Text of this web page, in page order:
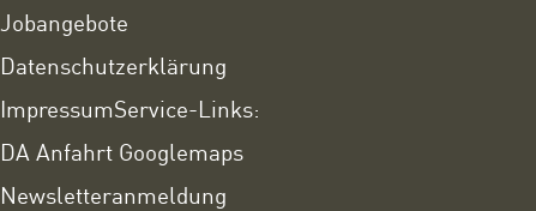
Jobangebote
Datenschutzerklärung
ImpressumService-Links:
DA Anfahrt Googlemaps
Newsletteranmeldung